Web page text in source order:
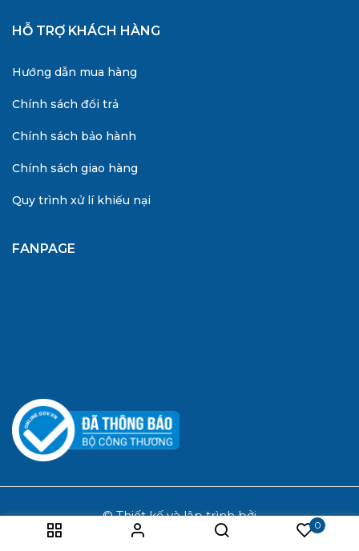
0
HỖ TRỢ KHÁCH HÀNG
Hướng dẫn mua hàng
Chính sách đổi trả
Chính sách bảo hành
Chính sách giao hàng
Quy trình xử lí khiếu nại
FANPAGE
© Thiết kế và lập trình bởi